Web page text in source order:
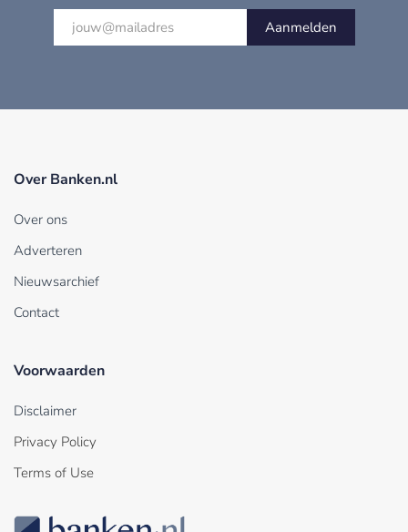
Aanmelden
Over Banken.nl
Over ons
Adverteren
Nieuwsarchief
Contact
Voorwaarden
Disclaimer
Privacy Policy
Terms of Use